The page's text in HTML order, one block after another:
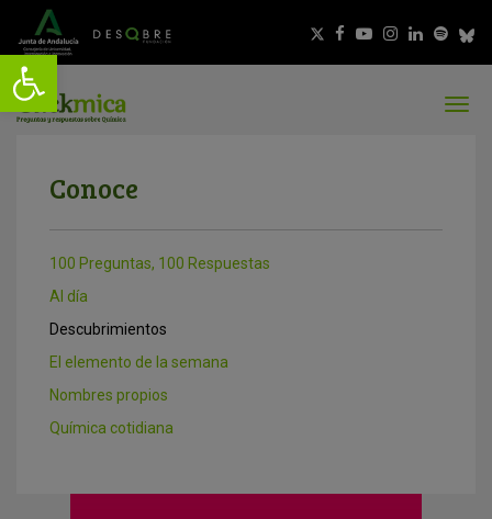
Conoce
100 Preguntas, 100 Respuestas
Al día
Descubrimientos
El elemento de la semana
Nombres propios
Química cotidiana